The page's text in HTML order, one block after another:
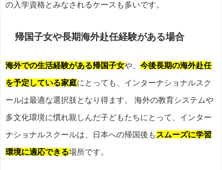
の入学資格とみなされるケースも多いです。
帰国子女や長期海外赴任経験がある場合
海外での生活経験がある帰国子女や、 今後長期の海外赴任
を予定している家庭にとっても、インターナショナルスク
ールは最適な選択肢となり得ます。 海外の教育システムや
多文化環境に慣れ親しんだ子どもたちにとって、インター
ナショナルスクールは、日本への帰国後も スムーズに学習
環境に適応できる場所です。